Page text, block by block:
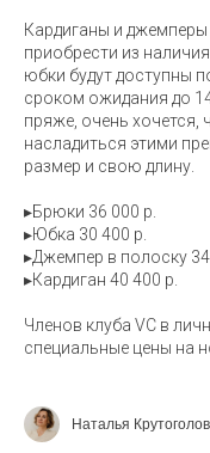
Кардиганы и
приобрести из
юбки будут доступны
сроком ожидания до
пряже, очень хочется,
насладиться этими
размер и свою длину.
▸Брюки 36 000 р.
▸Юбка 30 400 р.
▸Джемпер в полоску 34
▸Кардиган 40 400 р.
Членов клуба VC в
специальные цены на
Наталья